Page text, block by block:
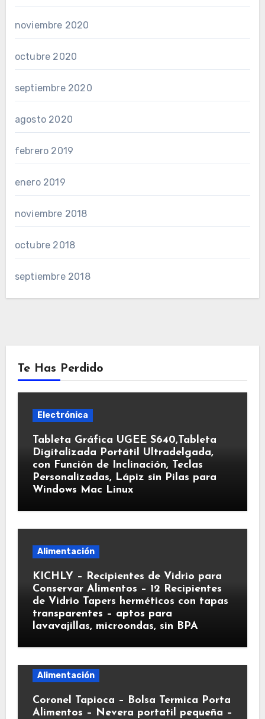
noviembre 2020
octubre 2020
septiembre 2020
agosto 2020
febrero 2019
enero 2019
noviembre 2018
octubre 2018
septiembre 2018
Te Has Perdido
Electrónica
Tableta Gráfica UGEE S640,Tableta
Digitalizada Portátil Ultradelgada,
con Función de Inclinación, Teclas
Personalizadas, Lápiz sin Pilas para
Windows Mac Linux
Alimentación
KICHLY – Recipientes de Vidrio para
Conservar Alimentos – 12 Recipientes
de Vidrio Tapers herméticos con tapas
transparentes – aptos para
lavavajillas, microondas, sin BPA
Alimentación
Coronel Tapioca – Bolsa Termica Porta
Alimentos – Nevera portatil pequeña –